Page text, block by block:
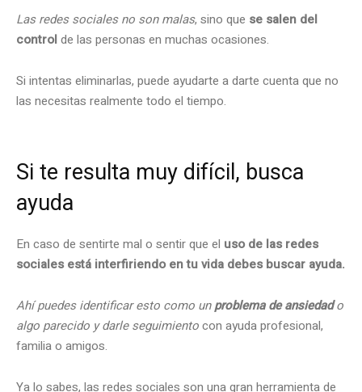
Las redes sociales no son malas, sino que se salen del
controlde las personas en muchas ocasiones.
Si intentas eliminarlas, puede ayudarte a darte cuenta que no
las necesitas realmente todo el tiempo.
Si te resulta muy difícil, busca
ayuda
En caso de sentirte mal o sentir que el uso de las redes
sociales está interfiriendo en tu vida debes buscar ayuda.
Ahí puedes identificar esto como unproblema de ansiedado
algo parecido y darle seguimientocon ayuda profesional,
familia o amigos.
Ya lo sabes, las redes sociales son una gran herramienta de